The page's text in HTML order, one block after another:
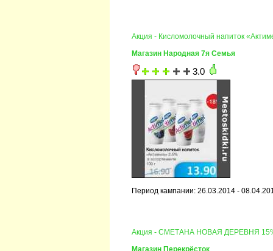
Акция - Кисломолочный напиток
Магазин Народная 7я Семья
3.0
Период кампании: 26.03.2014 -
Акция - СМЕТАНА НОВАЯ ДЕРЕВНЯ
Магазин Перекрёсток